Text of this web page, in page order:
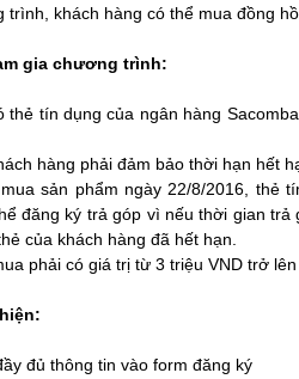
trình, khách hàng có thể mua đồng
gia chương trình:
thẻ tín dụng của ngân hàng
hàng phải đảm bảo thời hạn hết
sản phẩm ngày 22/8/2016, thẻ
đăng ký trả góp vì nếu thời gian
của khách hàng đã hết hạn.
phải có giá trị từ 3 triệu VND trở lên
đủ thông tin vào form đăng ký